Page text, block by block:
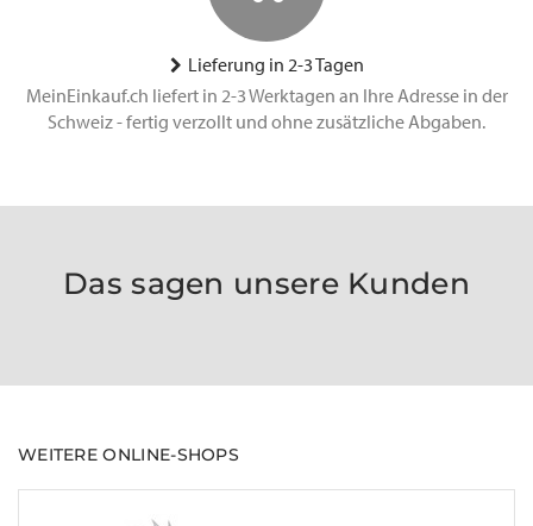
Lieferung in 2-3 Tagen
MeinEinkauf.ch liefert in 2-3 Werktagen an Ihre Adresse in der
Schweiz - fertig verzollt und ohne zusätzliche Abgaben.
Das sagen unsere Kunden
WEITERE ONLINE-SHOPS